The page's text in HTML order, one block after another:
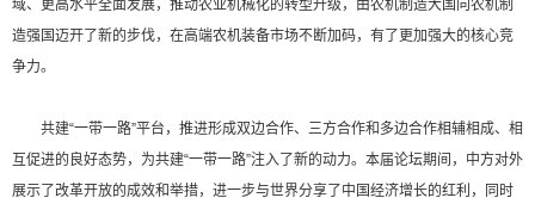
域、更高水平全面发展，推动农业机械化的转型升级，由农机制造大国向农机制
造强国迈开了新的步伐，在高端农机装备市场不断加码，有了更加强大的核心竞
争力。
共建“一带一路”平台，推进形成双边合作、三方合作和多边合作相辅相成、相
互促进的良好态势，为共建“一带一路”注入了新的动力。本届论坛期间，中方对外
展示了改革开放的成效和举措，进一步与世界分享了中国经济增长的红利，同时